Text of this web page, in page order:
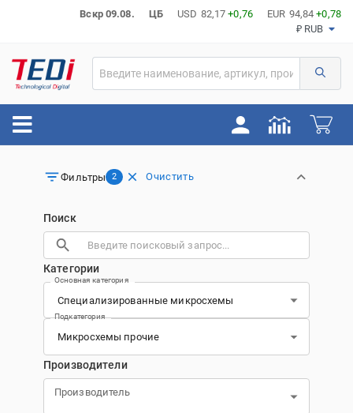
Вскр 09.08. ЦБ USD 82,17 +0,76 EUR 94,84 +0,78
₽ RUB
Фильтры 2 Очистить
Поиск
Категории
Основная категория
Подкатегория
Производители
Производитель